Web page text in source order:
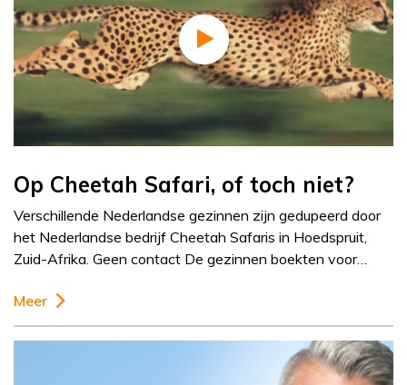
Op Cheetah Safari, of toch niet?
Verschillende Nederlandse gezinnen zijn gedupeerd door
het Nederlandse bedrijf Cheetah Safaris in Hoedspruit,
Zuid-Afrika. Geen contact De gezinnen boekten voor…
Meer